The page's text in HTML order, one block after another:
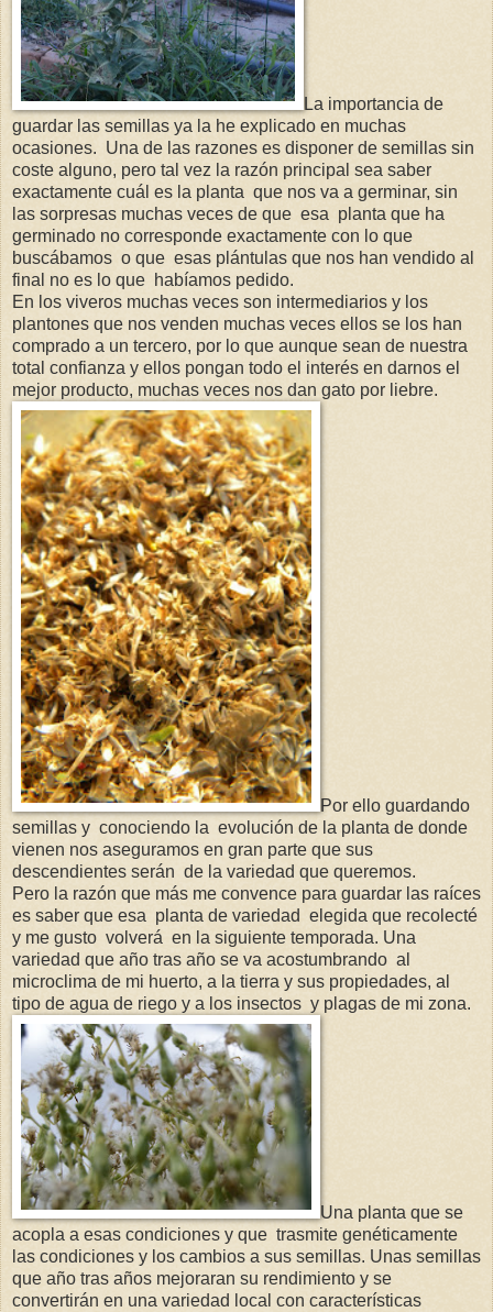
La importancia de
guardar las semillas ya la he explicado en muchas
ocasiones. Una de las razones es disponer de semillas sin
coste alguno, pero tal vez la razón principal sea saber
exactamente cuál es la planta que nos va a germinar, sin
las sorpresas muchas veces de que esa planta que ha
germinado no corresponde exactamente con lo que
buscábamos o que esas plántulas que nos han vendido al
final no es lo que habíamos pedido.
En los viveros muchas veces son intermediarios y los
plantones que nos venden muchas veces ellos se los han
comprado a un tercero, por lo que aunque sean de nuestra
total confianza y ellos pongan todo el interés en darnos el
mejor producto, muchas veces nos dan gato por liebre.
Por ello guardando
semillas y conociendo la evolución de la planta de donde
vienen nos aseguramos en gran parte que sus
descendientes serán de la variedad que queremos.
Pero la razón que más me convence para guardar las raíces
es saber que esa planta de variedad elegida que recolecté
y me gusto volverá en la siguiente temporada. Una
variedad que año tras año se va acostumbrando al
microclima de mi huerto, a la tierra y sus propiedades, al
tipo de agua de riego y a los insectos y plagas de mi zona.
Una planta que se
acopla a esas condiciones y que trasmite genéticamente
las condiciones y los cambios a sus semillas. Unas semillas
que año tras años mejoraran su rendimiento y se
convertirán en una variedad local con características